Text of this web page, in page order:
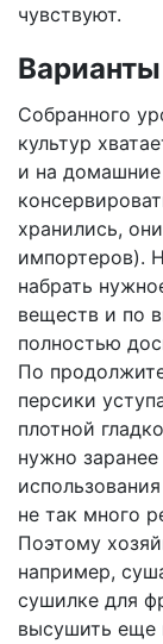
чувствуют.
Собранного
культур
и на домашние
хранились,
импортеров).
набрать
веществ и по
полностью
По
персики
плотной
нужно
не так много
Поэтому
например,
сушилке для
высушить еще